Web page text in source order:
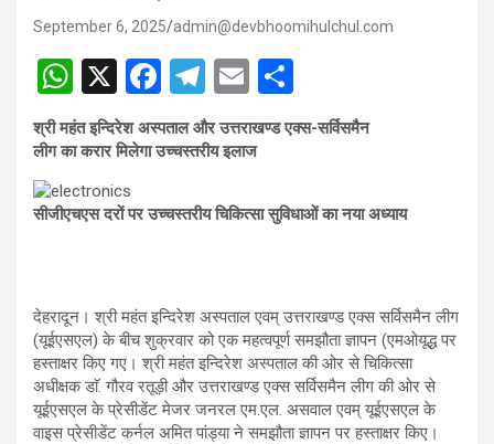
September 6, 2025 admin@devbhoomihulchul.com
W
h
at
s
A
X
F
a
ce
o
T
el
e
a
E
m
ail
h
ar
श्री महंत इन्दिरेश अस्पताल और उत्तराखण्ड एक्स-सर्विसमैन
लीग का करार मिलेगा उच्चस्तरीय इलाज
सीजीएचएस दरों पर उच्चस्तरीय चिकित्सा सुविधाओं का नया अध्याय
देहरादून। श्री महंत इन्दिरेश अस्पताल एवम् उत्तराखण्ड एक्स सर्विसमैन लीग
(यूईएसएल) के बीच शुक्रवार को एक महत्वपूर्ण समझौता ज्ञापन (एमओयूद्ध पर
हस्ताक्षर किए गए। श्री महंत इन्दिरेश अस्पताल की ओर से चिकित्सा
अधीक्षक डाॅ. गौरव रतूड़ी और उत्तराखण्ड एक्स सर्विसमैन लीग की ओर से
यूईएसएल के प्रेसीडेंट मेजर जनरल एम.एल. असवाल एवम् यूईएसएल के
वाइस प्रेसीडेंट कर्नल अमित पांड्या ने समझौता ज्ञापन पर हस्ताक्षर किए।